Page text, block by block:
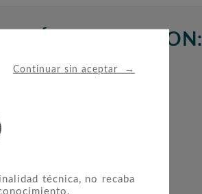
Continuar sin aceptar →
técnica, no recaba
COMPRARON: